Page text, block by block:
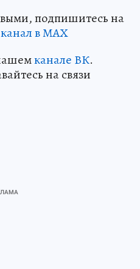
подпишитесь на
канал в МАХ
канале ВК.
на связи